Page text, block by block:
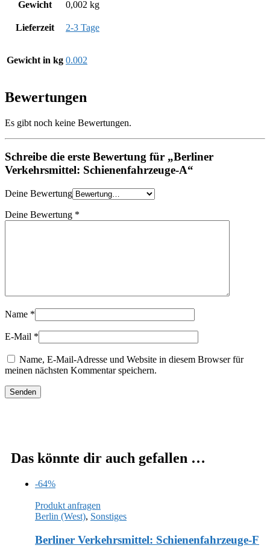
Gewicht 0,002 kg
Lieferzeit 2-3 Tage
Gewicht in kg 0.002
Bewertungen
Es gibt noch keine Bewertungen.
Schreibe die erste Bewertung für „Berliner
Verkehrsmittel: Schienenfahrzeuge-A“
Deine Bewertung
Deine Bewertung *
Name *
E-Mail *
Name, E-Mail-Adresse und Website in diesem Browser für
meinen nächsten Kommentar speichern.
Das könnte dir auch gefallen …
-64%
Produkt anfragen
Berlin (West), Sonstiges
Berliner Verkehrsmittel: Schienenfahrzeuge-F